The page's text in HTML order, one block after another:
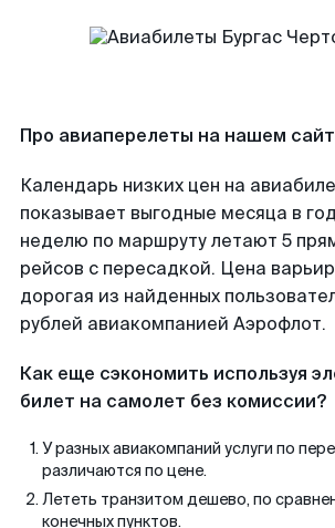
Про авиаперелеты на нашем
Календарь низких цен на
показывает выгодные месяца в
неделю по маршруту летают 5
рейсов с пересадкой. Цена
дорогая из найденных
рублей авиакомпанией Аэрофлот.
Как еще сэкономить используя
билет на самолет без комиссии?
У разных авиакомпаний услуги по
различаются по цене.
Лететь транзитом дешево, по
конечных пунктов.